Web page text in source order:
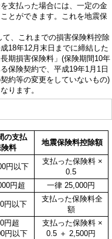
支払った場合には、一定の金
とができます。これを地震保
、これまでの損害保険料控除
18年12月末日までに締結した
期損害保険料」(保険期間10年
保険契約で、平成19年1月1日
約等の変更をしていないもの)
ります。
の支払
料
地震保険料控除額
円以下
支払った保険料 ×
0.5
円超
一律 25,000円
円以下
支払った保険料全
額
円超
円以下
支払った保険料 ×
0.5 ＋ 2,500円